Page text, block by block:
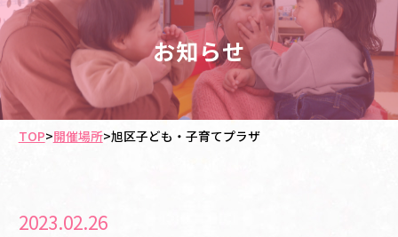
お知らせ
TOP>開催場所>旭区子ども・子育てプラザ
2023.02.26